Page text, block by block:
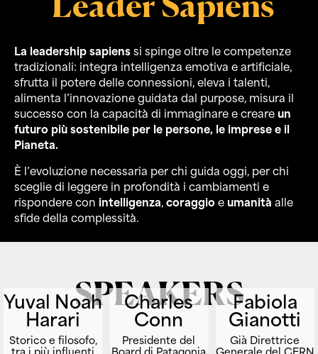
La leadership sapienssi spinge oltre le competenze
tradizionali: integra intelligenza emotiva e artificiale,
sfrutta il potere delle connessioni, eleva i talenti,
alimenta l’innovazione guidata dal purpose, misura il
successo con la capacità di immaginare e creare un
futuro più sostenibile per le persone, le imprese e il
Pianeta.
È l’evoluzione necessaria per chi guida oggi, per chi
sceglie di leggere in profondità i cambiamenti e
rispondere con intelligenza,coraggioe umanità alle
sfide della complessità.
SPEAKERS
Yuval Noah
Harari
Storico e filosofo,
Charles
Conn
Presidente del
Fabiola
Gianotti
Già Direttrice